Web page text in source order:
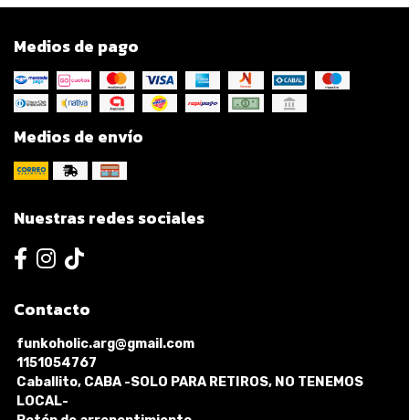
Medios de pago
Medios de envío
Nuestras redes sociales
Contacto
funkoholic.arg@gmail.com
1151054767
Caballito, CABA -SOLO PARA RETIROS, NO TENEMOS
LOCAL-